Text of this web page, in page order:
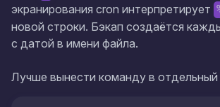
экранирования cron интерпретирует
новой строки. Бэкап создаётся
с датой в имени файла.
Лучше вынести команду в отдельный